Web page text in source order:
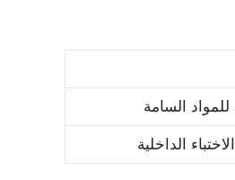
السامة
الداخلية